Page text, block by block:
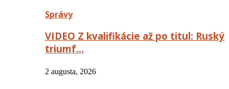
Správy
VIDEO Z kvalifikácie až po titul: Ruský
triumf…
2 augusta, 2026